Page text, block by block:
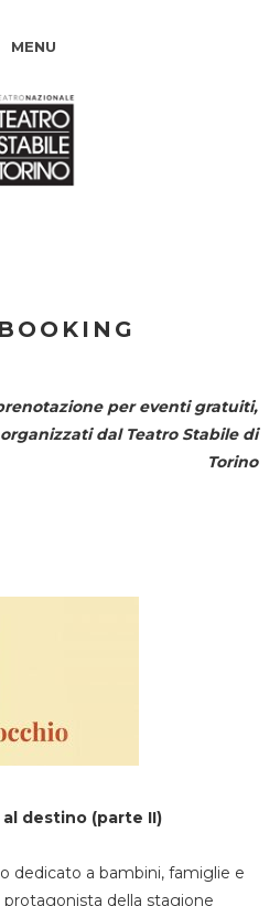
MENU
per eventi gratuiti,
dal Teatro Stabile di
Torino
destino (parte II)
dedicato a bambini, famiglie e
della stagione